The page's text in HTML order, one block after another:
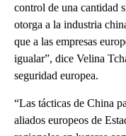
control de una cantidad
otorga a la industria
que a las empresas
igualar”, dice Velina
seguridad europea.
“Las tácticas de China
aliados europeos de